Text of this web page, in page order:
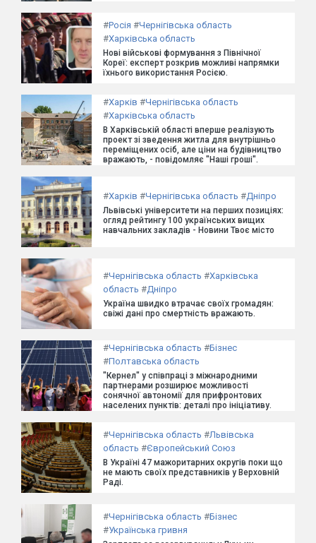
#Росія #Чернігівська область
#Харківська область
Нові військові формування з Північної
Кореї: експерт розкрив можливі напрямки
їхнього використання Росією.
#Харків #Чернігівська область
#Харківська область
В Харківській області вперше реалізують
проект зі зведення житла для внутрішньо
переміщених осіб, але ціни на будівництво
вражають, - повідомляє "Наші гроші".
#Харків #Чернігівська область #Дніпро
Львівські університети на перших позиціях:
огляд рейтингу 100 українських вищих
навчальних закладів - Новини Твоє місто
#Чернігівська область #Харківська
область #Дніпро
Україна швидко втрачає своїх громадян:
свіжі дані про смертність вражають.
#Чернігівська область #Бізнес
#Полтавська область
"Кернел" у співпраці з міжнародними
партнерами розширює можливості
сонячної автономії для прифронтових
населених пунктів: деталі про ініціативу.
#Чернігівська область #Львівська
область #Європейський Союз
В Україні 47 мажоритарних округів поки що
не мають своїх представників у Верховній
Раді.
#Чернігівська область #Бізнес
#Українська гривня